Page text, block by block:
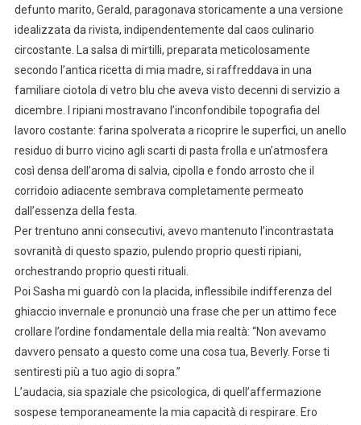
defunto marito, Gerald, paragonava storicamente a una versione
idealizzata da rivista, indipendentemente dal caos culinario
circostante. La salsa di mirtilli, preparata meticolosamente
secondo l’antica ricetta di mia madre, si raffreddava in una
familiare ciotola di vetro blu che aveva visto decenni di servizio a
dicembre. I ripiani mostravano l’inconfondibile topografia del
lavoro costante: farina spolverata a ricoprire le superfici, un anello
residuo di burro vicino agli scarti di pasta frolla e un’atmosfera
così densa dell’aroma di salvia, cipolla e fondo arrosto che il
corridoio adiacente sembrava completamente permeato
dall’essenza della festa.
Per trentuno anni consecutivi, avevo mantenuto l’incontrastata
sovranità di questo spazio, pulendo proprio questi ripiani,
orchestrando proprio questi rituali.
Poi Sasha mi guardò con la placida, inflessibile indifferenza del
ghiaccio invernale e pronunciò una frase che per un attimo fece
crollare l’ordine fondamentale della mia realtà: “Non avevamo
davvero pensato a questo come una cosa tua, Beverly. Forse ti
sentiresti più a tuo agio di sopra.”
L’audacia, sia spaziale che psicologica, di quell’affermazione
sospese temporaneamente la mia capacità di respirare. Ero